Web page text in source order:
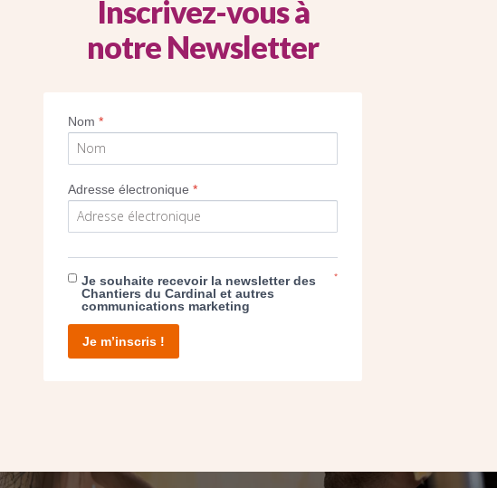
LE-BIENVEILLANT (78) – UNE OEUVRE GÉANTE
DE LA NOUVELLE ÉGLISE !
Inscrivez-vous à
notre Newsletter
Nom*
Adresse électronique*
Je souhaite recevoir la newsletter des
Chantiers du Cardinal et autres
communications marketing
*
Je m’inscris !